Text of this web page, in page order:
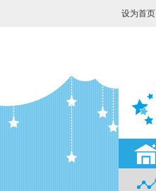
设为首页